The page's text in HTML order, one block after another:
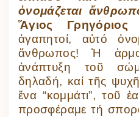
ὀνομάζεται
Ἅγιος
ἀγαπητοί, αὐτό
ἄνθρωπος! Ἡ
ἀνάπτυξη τοῦ
δηλαδή, καί τῆς
ἕνα “κομμάτι”, τοῦ
προσφέραμε τή σπορά